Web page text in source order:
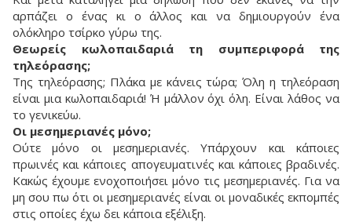
αρπάζει ο ένας κι ο άλλος και να δημιουργούν ένα
ολόκληρο τσίρκο γύρω της.
Θεωρείς κωλοπαιδαριά τη συμπεριφορά της
τηλεόρασης;
Της τηλεόρασης; Πλάκα με κάνεις τώρα; Όλη η τηλεόραση
είναι μια κωλοπαιδαριά! Ή μάλλον όχι όλη. Είναι λάθος να
το γενικεύω.
Οι μεσημεριανές μόνο;
Ούτε μόνο οι μεσημεριανές. Υπάρχουν και κάποιες
πρωινές και κάποιες απογευματινές και κάποιες βραδινές.
Κακώς έχουμε ενοχοποιήσει μόνο τις μεσημεριανές. Για να
μη σου πω ότι οι μεσημεριανές είναι οι μοναδικές εκπομπές
στις οποίες έχω δει κάποια εξέλιξη.